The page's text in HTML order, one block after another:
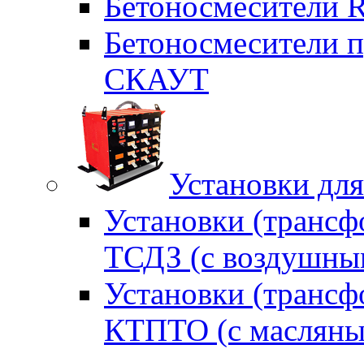
Бетоносмесители
СКАУТ
Установки
Установки
ТСДЗ (c
Установки
КТПТО (c